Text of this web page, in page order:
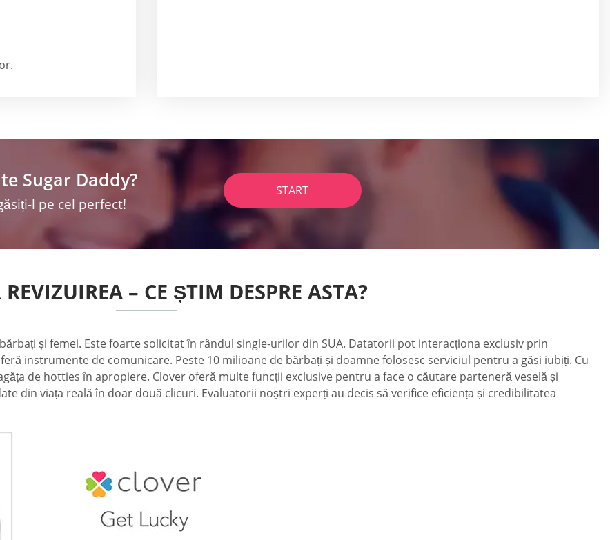
Sugar Daddy?
l pe cel perfect!
START
REVIZUIREA – CE ȘTIM DESPRE ASTA?
și femei. Este foarte solicitat în rândul single-urilor din SUA. Datatorii pot interacționa exclusiv prin
instrumente de comunicare. Peste 10 milioane de bărbați și doamne folosesc serviciul pentru a găsi iubiți. Cu
de hotties în apropiere. Clover oferă multe funcții exclusive pentru a face o căutare parteneră veselă și
din viața reală în doar două clicuri. Evaluatorii noștri experți au decis să verifice eficiența și credibilitatea